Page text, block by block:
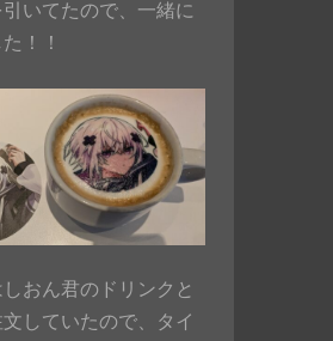
引いてたので、一緒に
！！
おん君のドリンクと
していたので、タイ